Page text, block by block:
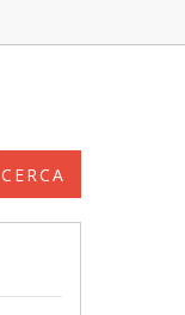
CERCA